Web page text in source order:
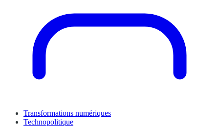
Transformations numériques
Technopolitique